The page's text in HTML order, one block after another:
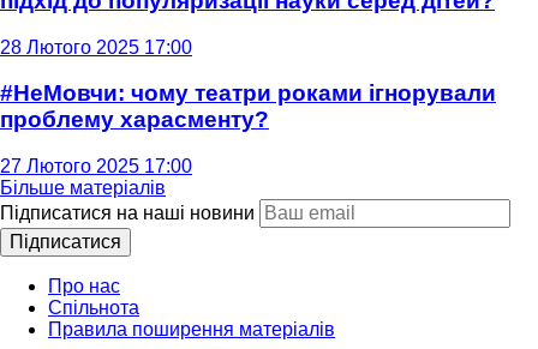
28 Лютого 2025 17:00
#НеМовчи: чому театри роками ігнорували
проблему харасменту?
27 Лютого 2025 17:00
Більше матеріалів
Підписатися на наші новини
Підписатися
Про нас
Спільнота
Правила поширення матеріалів